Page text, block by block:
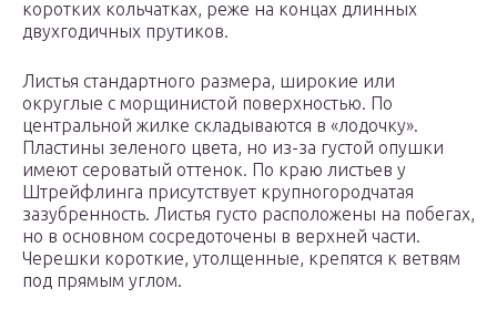
коротких кольчатках, реже на концах длинных
двухгодичных прутиков.
Листья стандартного размера, широкие или
округлые с морщинистой поверхностью. По
центральной жилке складываются в «лодочку».
Пластины зеленого цвета, но из-за густой опушки
имеют сероватый оттенок. По краю листьев у
Штрейфлинга присутствует крупногородчатая
зазубренность. Листья густо расположены на побегах,
но в основном сосредоточены в верхней части.
Черешки короткие, утолщенные, крепятся к ветвям
под прямым углом.